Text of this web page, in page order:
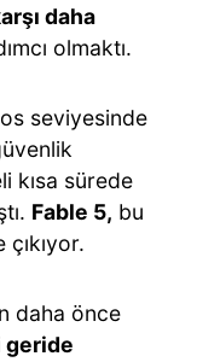
daha
olmaktı.
seviyesinde
kısa sürede
Fable 5, bu
daha önce
geride